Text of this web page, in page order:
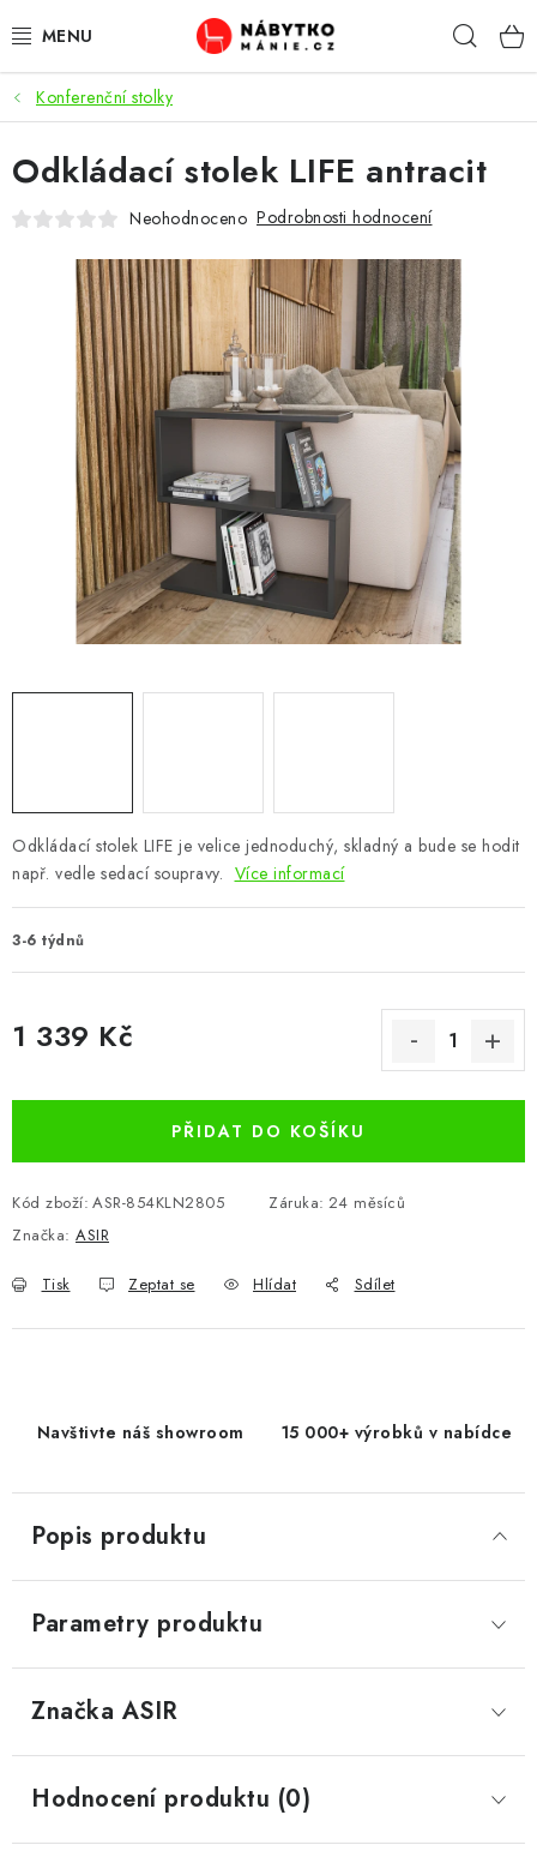
na
OBÝVACÍ POKOJ
KUCHYŇ A JÍDELNA
LOŽNICE
DĚTSKÝ POKOJ
KANCELÁŘ / PRACOVNA
KOUPELNA A WC
PŘEDSÍŇ
CHOVATELSKÉ POTŘEBY
DOPLŇKY A DEKORACE
VÝPRODEJ
Kontakty
Konferenční stolky
Odkládací stolek LIFE je velice jednoduchý, skladný a bude se hodit
např. vedle sedací soupravy. Více informací
3-6 týdnů
1 339 Kč
PŘIDAT DO KOŠÍKU
Kód zboží: ASR-854KLN2805 Záruka: 24 měsíců
Značka: ASIR
Tisk Zeptat se Hlídat Sdílet
Odkládací stolek LIFE antracit
Neohodnoceno Podrobnosti hodnocení
Navštivte náš showroom 15 000+ výrobků v nabídce
Popis produktu
Parametry produktu
Značka ASIR
Hodnocení produktu (0)